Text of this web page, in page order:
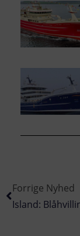
Forrige Nyhed